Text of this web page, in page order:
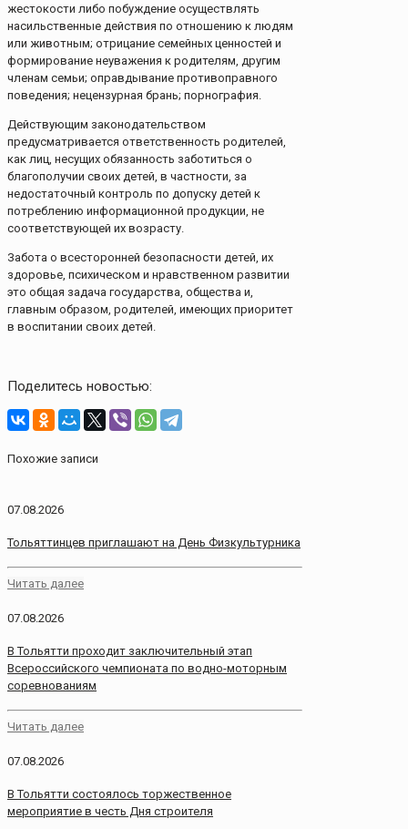
жестокости либо побуждение осуществлять
насильственные действия по отношению к людям
или животным; отрицание семейных ценностей и
формирование неуважения к родителям, другим
членам семьи; оправдывание противоправного
поведения; нецензурная брань; порнография.
Действующим законодательством
предусматривается ответственность родителей,
как лиц, несущих обязанность заботиться о
благополучии своих детей, в частности, за
недостаточный контроль по допуску детей к
потреблению информационной продукции, не
соответствующей их возрасту.
Забота о всесторонней безопасности детей, их
здоровье, психическом и нравственном развитии
это общая задача государства, общества и,
главным образом, родителей, имеющих приоритет
в воспитании своих детей.
Поделитесь новостью:
Похожие записи
07.08.2026
Тольяттинцев приглашают на День Физкультурника
Читать далее
07.08.2026
В Тольятти проходит заключительный этап
Всероссийского чемпионата по водно-моторным
соревнованиям
Читать далее
07.08.2026
В Тольятти состоялось торжественное
мероприятие в честь Дня строителя